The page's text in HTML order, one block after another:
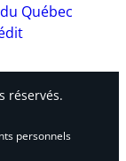
Québec
réservés.
personnels